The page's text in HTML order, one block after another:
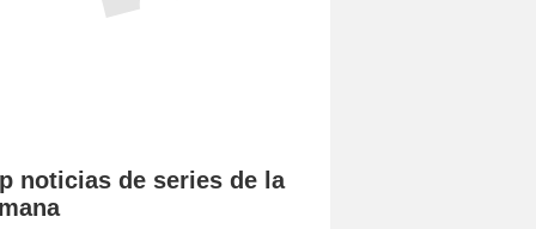
noticias de series de la